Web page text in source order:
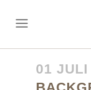
01 JULI